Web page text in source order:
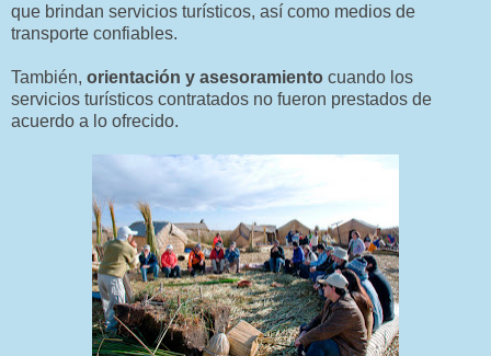
que brindan servicios turísticos, así como medios de
transporte confiables.
También, orientación y asesoramiento cuando los
servicios turísticos contratados no fueron prestados de
acuerdo a lo ofrecido.